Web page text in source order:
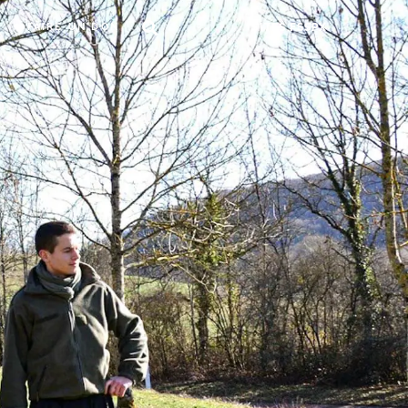
FAIRE UN DON SITES FSSPX